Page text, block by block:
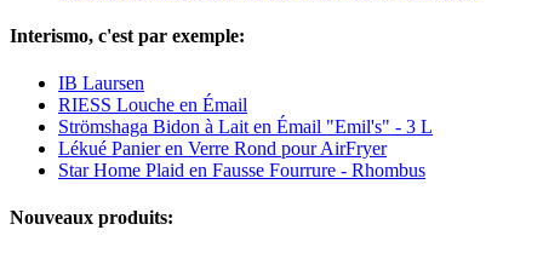
Interismo, c'est par exemple:
IB Laursen
RIESS Louche en Émail
Strömshaga Bidon à Lait en Émail "Emil's" - 3 L
Lékué Panier en Verre Rond pour AirFryer
Star Home Plaid en Fausse Fourrure - Rhombus
Nouveaux produits: